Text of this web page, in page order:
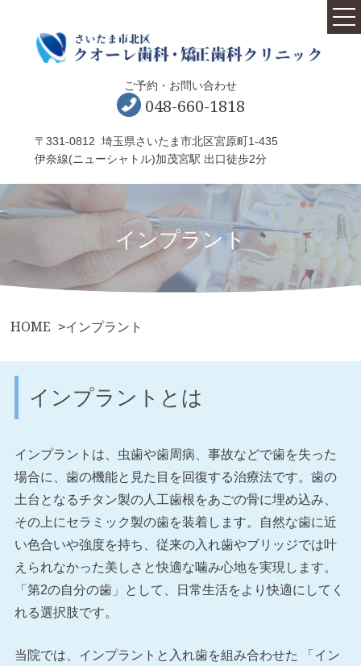
ご予約・お問い合わせ
048-660-1818
〒331-0812 埼玉県さいたま市北区宮原町1-435
伊奈線(ニューシャトル)加茂宮駅 出口徒歩2分
ホーム
クオーレ歯科について
こんなお悩み有りませんか？
ニュース
一般歯科
審美治療・ホワイトニング
顎関節症
成人矯正
小児矯正
インプラント
義歯
インプラント
HOME インプラント
インプラントとは
インプラントは、虫歯や歯周病、事故などで歯を失った
場合に、歯の機能と見た目を回復する治療法です。歯の
土台となるチタン製の人工歯根をあごの骨に埋め込み、
その上にセラミック製の歯を装着します。自然な歯に近
い色合いや強度を持ち、従来の入れ歯やブリッジでは叶
えられなかった美しさと快適な噛み心地を実現します。
「第2の自分の歯」として、日常生活をより快適にしてく
れる選択肢です。
当院では、インプラントと入れ歯を組み合わせた 「イン